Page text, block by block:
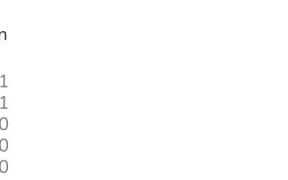
1
1
0
0
0